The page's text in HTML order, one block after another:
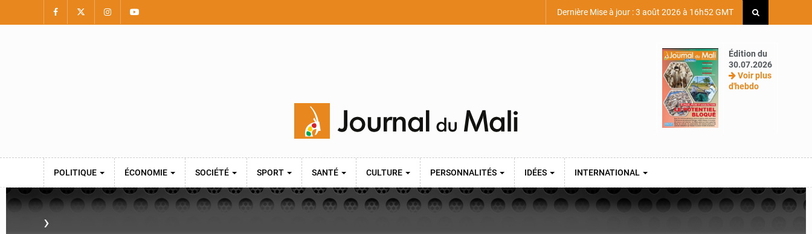
Dernière Mise à jour : 3 août 2026 à 16h52 GMT
Édition du
30.07.2026
Voir plus
d'hebdo
POLITIQUE ÉCONOMIE SOCIÉTÉ SPORT SANTÉ CULTURE PERSONNALITÉS IDÉES INTERNATIONAL
›